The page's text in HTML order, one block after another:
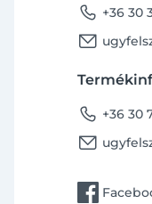
phone +36 30
email
phone +36 30
email
facebook